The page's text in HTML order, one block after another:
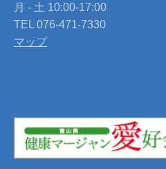
月 - 土 10:00-17:00
TEL 076-471-7330
マップ